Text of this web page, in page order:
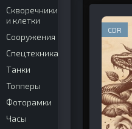
CDR
Скворечники
и клетки
Сооружения
Спецтехника
Танки
Топперы
Фоторамки
Часы